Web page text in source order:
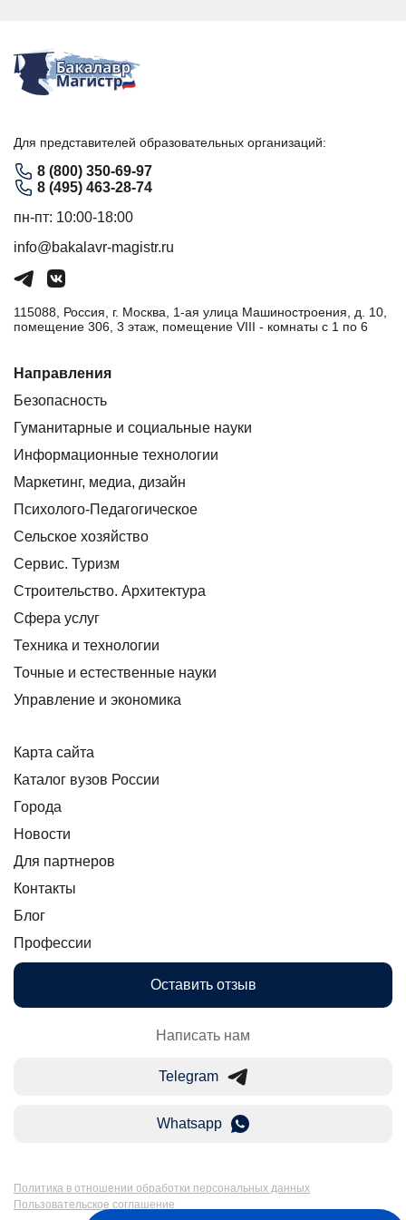
Для представителей образовательных организаций:
8 (800) 350-69-97
8 (495) 463-28-74
пн-пт: 10:00-18:00
info@bakalavr-magistr.ru
115088, Россия, г. Москва, 1-ая улица Машиностроения, д. 10,
помещение 306, 3 этаж, помещение VIII - комнаты с 1 по 6
Направления
Безопасность
Гуманитарные и социальные науки
Информационные технологии
Маркетинг, медиа, дизайн
Психолого-Педагогическое
Сельское хозяйство
Сервис. Туризм
Строительство. Архитектура
Сфера услуг
Техника и технологии
Точные и естественные науки
Управление и экономика
Карта сайта
Каталог вузов России
Города
Новости
Для партнеров
Контакты
Блог
Профессии
Оставить отзыв
Написать нам
Telegram
Whatsapp
Политика в отношении обработки персональных данных
Пользовательское соглашение